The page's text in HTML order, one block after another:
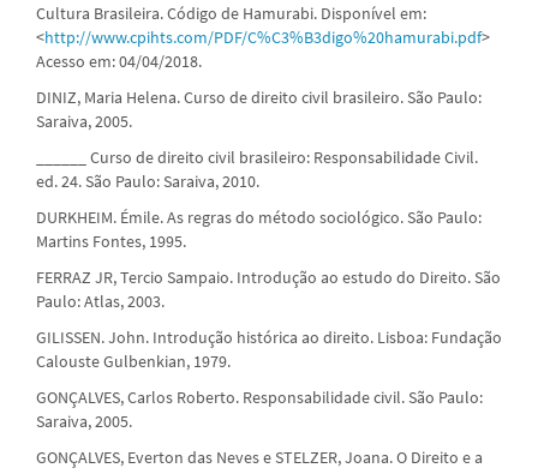
Cultura Brasileira. Código de Hamurabi. Disponível em:
<http://www.cpihts.com/PDF/C%C3%B3digo%20hamurabi.pdf>
Acesso em: 04/04/2018.
DINIZ, Maria Helena. Curso de direito civil brasileiro. São Paulo:
Saraiva, 2005.
______ Curso de direito civil brasileiro: Responsabilidade Civil.
ed. 24. São Paulo: Saraiva, 2010.
DURKHEIM. Émile. As regras do método sociológico. São Paulo:
Martins Fontes, 1995.
FERRAZ JR, Tercio Sampaio. Introdução ao estudo do Direito. São
Paulo: Atlas, 2003.
GILISSEN. John. Introdução histórica ao direito. Lisboa: Fundação
Calouste Gulbenkian, 1979.
GONÇALVES, Carlos Roberto. Responsabilidade civil. São Paulo:
Saraiva, 2005.
GONÇALVES, Everton das Neves e STELZER, Joana. O Direito e a